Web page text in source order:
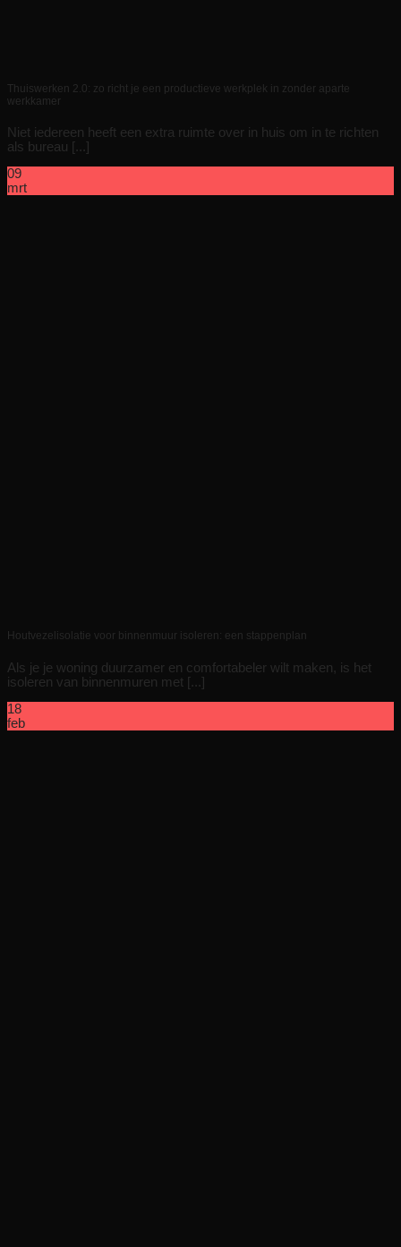
Thuiswerken 2.0: zo richt je een productieve werkplek in zonder aparte
werkkamer
Niet iedereen heeft een extra ruimte over in huis om in te richten
als bureau [...]
09
mrt
Houtvezelisolatie voor binnenmuur isoleren: een stappenplan
Als je je woning duurzamer en comfortabeler wilt maken, is het
isoleren van binnenmuren met [...]
18
feb